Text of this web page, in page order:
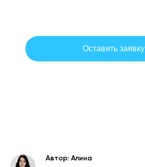
Оставить заявку
Автор: Алина